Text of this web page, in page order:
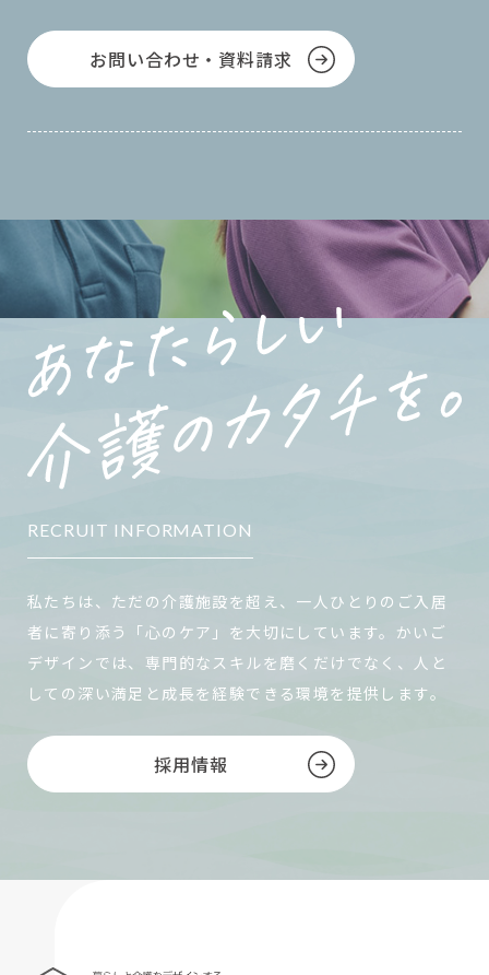
お問い合わせ・資料請求
RECRUIT INFORMATION
私たちは、ただの介護施設を超え、一人ひとりのご入居
者に寄り添う「心のケア」を大切にしています。かいご
デザインでは、専門的なスキルを磨くだけでなく、人と
しての深い満足と成長を経験できる環境を提供します。
採用情報